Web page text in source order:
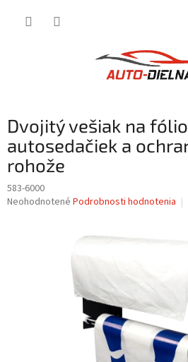
Dvojitý vešiak na
autosedačiek a
rohože
583-6000
Priemerné
Neohodnotené Podrobnosti hodnotenia